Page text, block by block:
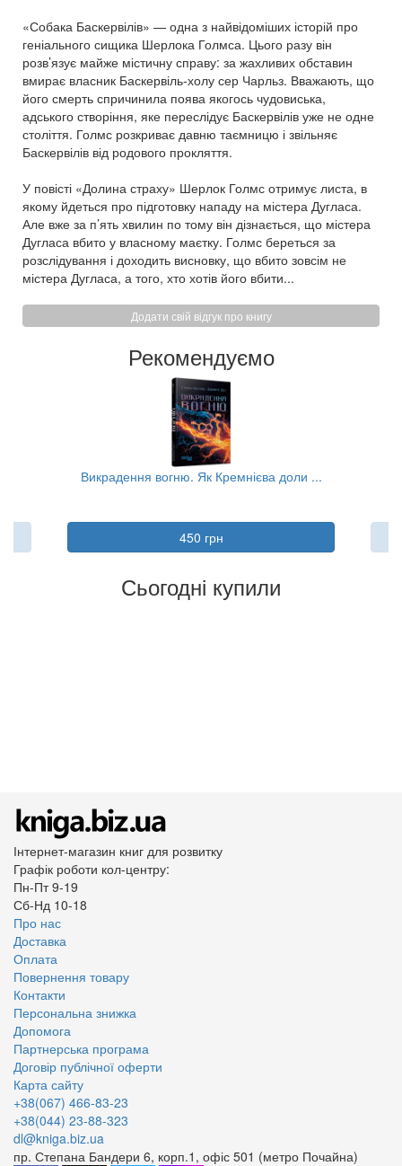
«Собака Баскервілів» — одна з найвідоміших історій про
геніального сищика Шерлока Голмса. Цього разу він
розв’язує майже містичну справу: за жахливих обставин
вмирає власник Баскервіль-холу сер Чарльз. Вважають, що
його смерть спричинила поява якогось чудовиська,
адського створіння, яке переслідує Баскервілів уже не одне
століття. Голмс розкриває давню таємницю і звільняє
Баскервілів від родового прокляття.
У повісті «Долина страху» Шерлок Голмс отримує листа, в
якому йдеться про підготовку нападу на містера Дугласа.
Але вже за п’ять хвилин по тому він дізнається, що містера
Дугласа вбито у власному маєтку. Голмс береться за
розслідування і доходить висновку, що вбито зовсім не
містера Дугласа, а того, хто хотів його вбити...
Додати свій відгук про книгу
Рекомендуємо
Викрадення вогню. Як Кремнієва доли ...
450 грн
Сьогодні купили
Інтернет-магазин книг для розвитку
Графік роботи кол-центру:
Пн-Пт 9-19
Сб-Нд 10-18
Про нас
Доставка
Оплата
Повернення товару
Контакти
Персональна знижка
Допомога
Партнерська програма
Договір публічної оферти
Карта сайту
+38(067) 466-83-23
+38(044) 23-88-323
dl@kniga.biz.ua
пр. Степана Бандери 6, корп.1, офіс 501 (метро Почайна)